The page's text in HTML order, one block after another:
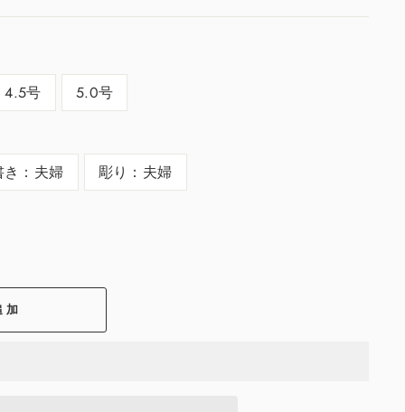
4.5号 5.0号
き：夫婦 彫り：夫婦
加